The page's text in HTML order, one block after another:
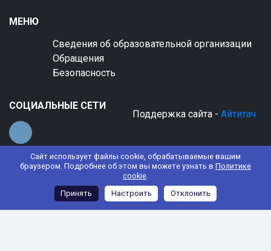
Сайт использует файлы cookie, обрабатываемые вашим
браузером. Подробнее об этом вы можете узнать в Политике
cookie.
Принять
Настроить Отклонить
МЕНЮ
Сведения об образовательной организации
Обращения
Безопасность
СОЦИАЛЬНЫЕ СЕТИ
Поддержка сайта - Айтитач
© 2022 АНО ДО "Планета детства "Лада"